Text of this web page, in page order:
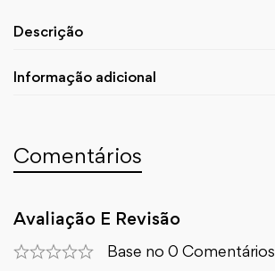
Descrição
Informação adicional
Comentários
Avaliação E Revisão
Base no 0 Comentários